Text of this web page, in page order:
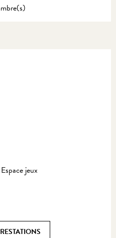
jeux